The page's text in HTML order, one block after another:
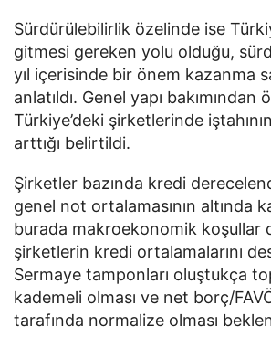
Sürdürülebilirlik özelinde ise
gitmesi gereken yolu olduğu,
yıl içerisinde bir önem kazanma
anlatıldı. Genel yapı bakımından
Türkiye’deki şirketlerinde
arttığı belirtildi.
Şirketler bazında kredi
genel not ortalamasının altında
burada makroekonomik koşullar
şirketlerin kredi ortalamalarını
Sermaye tamponları oluştukça
kademeli olması ve net borç/
tarafında normalize olması